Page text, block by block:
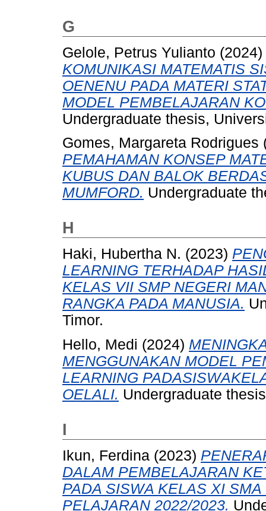
G
Gelole, Petrus Yulianto (2024)
KOMUNIKASI MATEMATIS
OENENU PADA MATERI
MODEL PEMBELAJARAN
Undergraduate thesis,
Gomes, Margareta Rodrigues
PEMAHAMAN KONSEP
KUBUS DAN BALOK
MUMFORD. Undergraduate
H
Haki, Hubertha N. (2023)
LEARNING TERHADAP
KELAS VII SMP NEGERI
RANGKA PADA MANUSIA.
Timor.
Hello, Medi (2024)
MENGGUNAKAN MODEL
LEARNING
OELALI. Undergraduate
I
Ikun, Ferdina (2023)
DALAM PEMBELAJARAN
PADA SISWA KELAS XI
PELAJARAN 2022/2023.